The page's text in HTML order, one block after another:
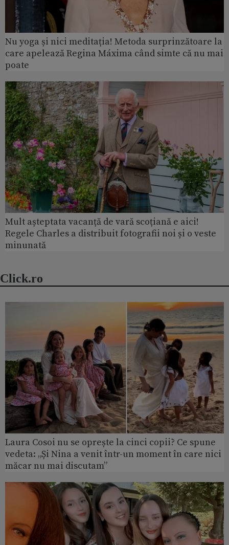
Nu yoga și nici meditația! Metoda surprinzătoare la
care apelează Regina Máxima când simte că nu mai
poate
Mult așteptata vacanță de vară scoțiană e aici!
Regele Charles a distribuit fotografii noi și o veste
minunată
Click.ro
Laura Cosoi nu se oprește la cinci copii? Ce spune
vedeta: „Și Nina a venit într-un moment în care nici
măcar nu mai discutam”